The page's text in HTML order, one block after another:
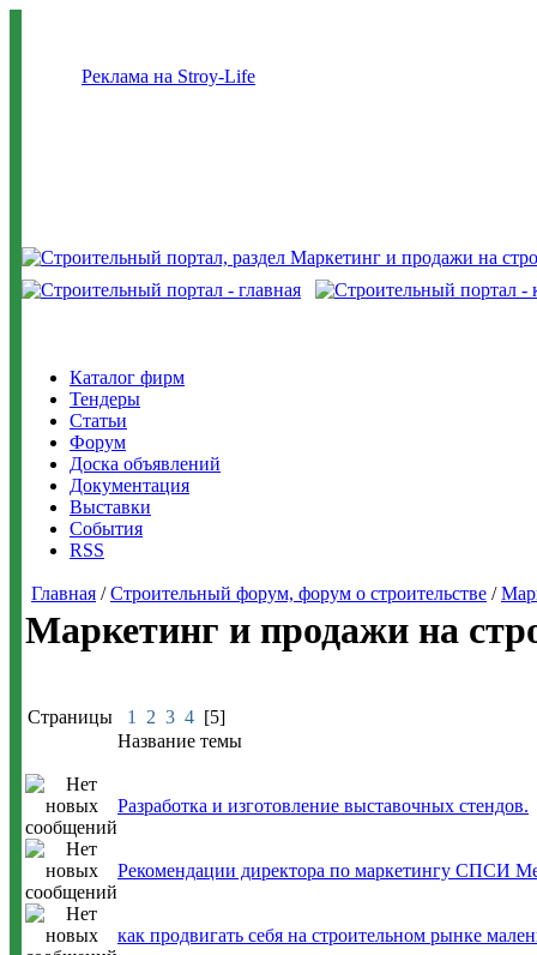
Реклама на Stroy-Life
Каталог фирм
Тендеры
Статьи
Форум
Доска объявлений
Документация
Выставки
События
RSS
Главная /Строительный форум, форум о строительстве /
Маркетинг и продажи на
Страницы 1 2 3 4 [5]
Название темы
Разработка и изготовление выставочных стендов.
Рекомендации директора по маркетингу СПСИ
как продвигать себя на строительном рынке